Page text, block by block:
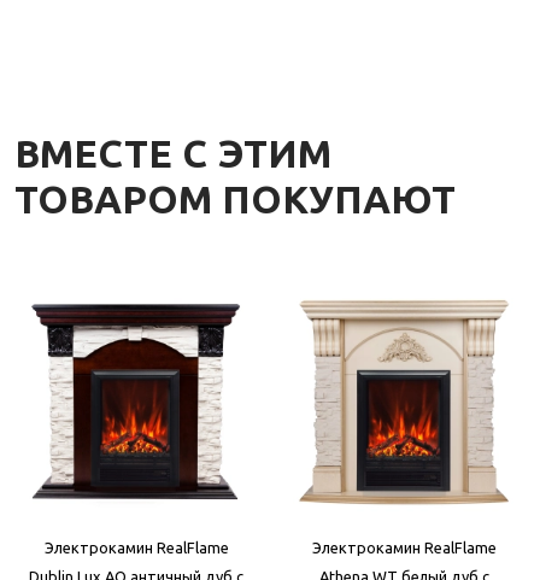
ВМЕСТЕ С ЭТИМ
ТОВАРОМ ПОКУПАЮТ
Электрокамин RealFlame
Dublin Lux AO античный дуб с
Электрокамин RealFlame
Athena WT белый дуб с